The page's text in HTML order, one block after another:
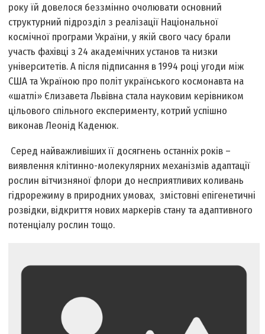
року їй довелося беззмінно очолювати основний
структурний підрозділ з реалізації Національної
космічної програми України, у якій свого часу брали
участь фахівці з 24 академічних установ та низки
університетів. А після підписання в 1994 році угоди між
США та Україною про політ українського космонавта на
«шатлі» Єлизавета Львівна стала науковим керівником
цільового спільного експерименту, котрий успішно
виконав Леонід Каденюк.
Серед найважливіших її досягнень останніх років –
виявлення клітинно-молекулярних механізмів адаптації
рослин вітчизняної флори до несприятливих коливань
гідрорежиму в природних умовах, змістовні епігенетичні
розвідки, відкриття нових маркерів стану та адаптивного
потенціалу рослин тощо.